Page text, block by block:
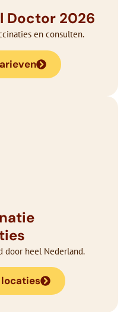
Doctor 2026
en consulten.
door heel Nederland.
locaties